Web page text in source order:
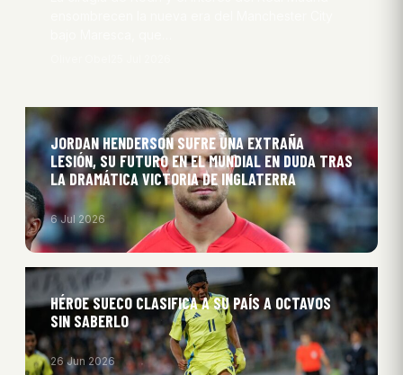
JORDAN HENDERSON SUFRE UNA EXTRAÑA
LESIÓN, SU FUTURO EN EL MUNDIAL EN DUDA TRAS
LA DRAMÁTICA VICTORIA DE INGLATERRA
6 Jul 2026
HÉROE SUECO CLASIFICA A SU PAÍS A OCTAVOS
SIN SABERLO
26 Jun 2026